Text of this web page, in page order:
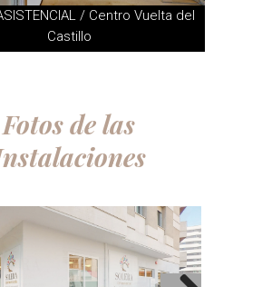
/ Centro Vuelta del
Castillo
Fotos de las